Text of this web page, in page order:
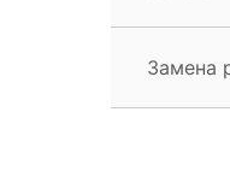
Замена